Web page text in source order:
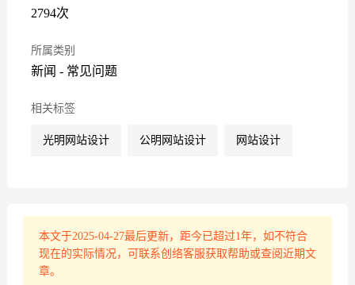
2794次
所属类别
新闻 - 常见问题
相关标签
光明网站设计 公明网站设计 网站设计
本文于2025-04-27最后更新，距今已超过1年，如不符合
现在的实际情况，可联系创络客服获取帮助或查阅近期文
章。